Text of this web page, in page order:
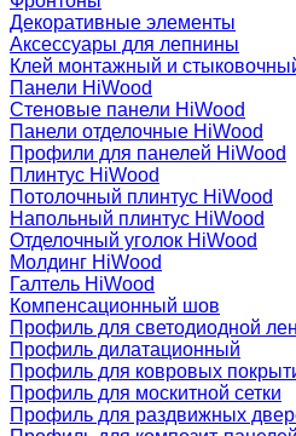
Декоративные элементы
Аксессуары для лепнины
Клей монтажный и
Панели HiWood
Стеновые панели HiWood
Панели отделочные HiWood
Профили для панелей HiWood
Плинтус HiWood
Потолочный плинтус HiWood
Напольный плинтус HiWood
Отделочный уголок HiWood
Молдинг HiWood
Галтель HiWood
Компенсационный шов
Профиль для светодиодной
Профиль дилатационный
Профиль для ковровых
Профиль для москитной сетки
Профиль для раздвижных